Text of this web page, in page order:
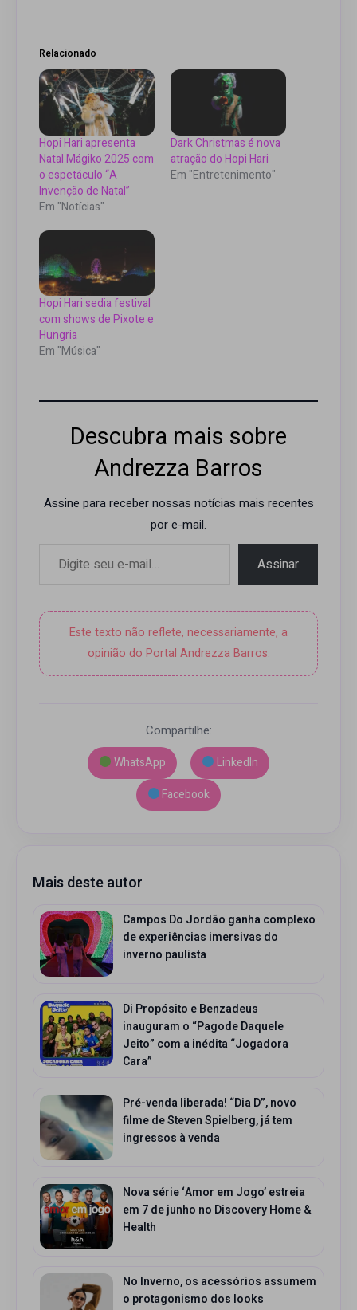
Relacionado
Hopi Hari apresenta
Natal Mágiko 2025 com
o espetáculo “A
Invenção de Natal”
Em "Notícias"
Dark Christmas é nova
atração do Hopi Hari
Em "Entretenimento"
Hopi Hari sedia festival
com shows de Pixote e
Hungria
Em "Música"
Descubra mais sobre
Andrezza Barros
Assine para receber nossas notícias mais recentes
por e-mail.
Assinar
Este texto não reflete, necessariamente, a
opinião do Portal Andrezza Barros.
Compartilhe:
WhatsApp
LinkedIn
Facebook
Mais deste autor
Campos Do Jordão ganha complexo
de experiências imersivas do
inverno paulista
Di Propósito e Benzadeus
inauguram o “Pagode Daquele
Jeito” com a inédita “Jogadora
Cara”
Pré-venda liberada! “Dia D”, novo
filme de Steven Spielberg, já tem
ingressos à venda
Nova série ‘Amor em Jogo’ estreia
em 7 de junho no Discovery Home &
Health
No Inverno, os acessórios assumem
o protagonismo dos looks